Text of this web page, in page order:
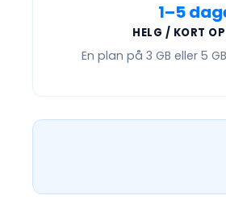
1–5
HELG / KORT
En plan på3 GB eller 5 GB